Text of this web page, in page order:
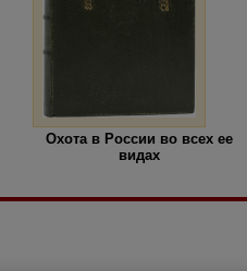
Охота в России во всех ее
видах